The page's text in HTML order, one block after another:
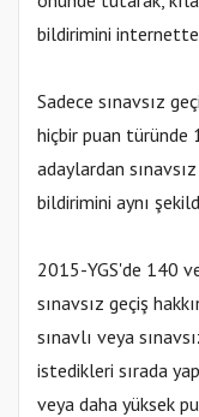
bildirimini
Sadece sınavsız
hiçbir puan türünde
adaylardan
bildirimini aynı
2015-YGS'de 140
sınavsız geçiş
sınavlı veya
istedikleri sırada
veya daha yüksek